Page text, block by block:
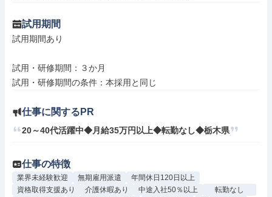
試用期間
試用期間あり
試用・研修期間：３か月
仕事に関するPR
20～40代活躍中◆月給35万円以上◆転勤なし◆栃木県
仕事の特徴
業界未経験歓迎 無期雇用派遣
年間休日120日以上
資格取得支援あり
介護休暇あり 中途入社50％以上
転勤なし